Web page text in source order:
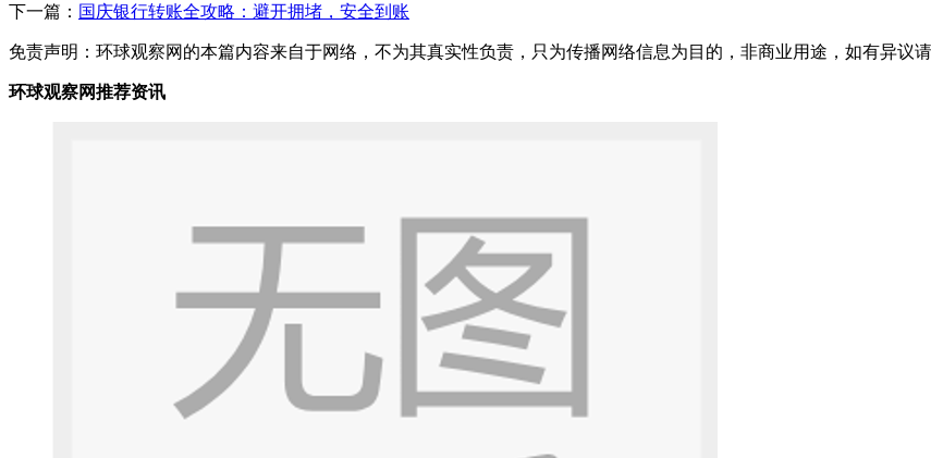
下一篇： 国庆银行转账全攻略：避开拥堵，安全到账
免责声明：环球观察网的本篇内容来自于网络，不为其真实性负责，只为传播网络信息为目的，非商业用途，如有异议
环球观察网推荐资讯